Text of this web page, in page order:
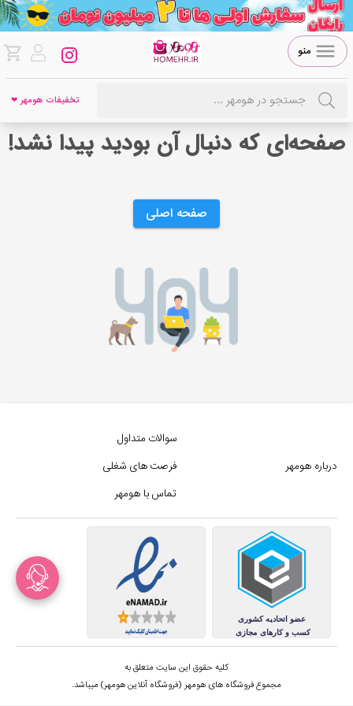
منو
تخفیفات هومهر ❤
صفحه‌ای که دنبال آن بودید پیدا نشد!
صفحه اصلی
درباره هومهر
سوالات متداول
فرصت های شغلی
تماس با هومهر
کلیه حقوق این سایت متعلق به
مجموع فروشگاه های هومهر (فروشگاه آنلاین هومهر) میباشد.